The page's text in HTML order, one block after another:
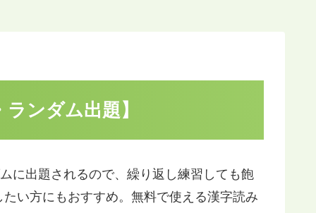
ンダム出題】
に出題されるので、繰り返し練習しても飽
い方にもおすすめ。無料で使える漢字読み